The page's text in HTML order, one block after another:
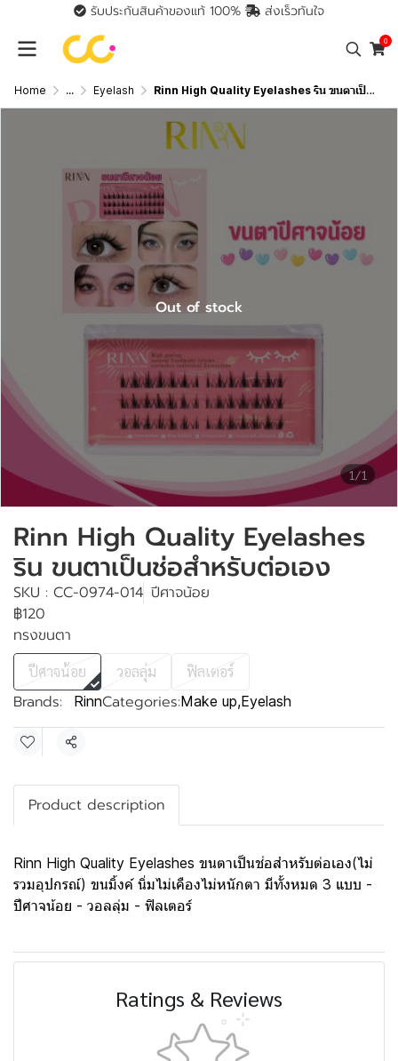
รับประกันสินค้าของแท้ 100% ส่งเร็วทันใจ
0
Home ... Eyelash Rinn High Quality Eyelashes ริน ขนตาเป็นช่อสำหรับต่อเอง
1/1
Out of stock
Rinn High Quality Eyelashes
ริน ขนตาเป็นช่อสำหรับต่อเอง
SKU : CC-0974-014 ปีศาจน้อย
฿120
ทรงขนตา
ปีศาจน้อย วอลลุ่ม ฟิลเตอร์
Brands: RinnCategories:Make up,Eyelash
Share
Product description
Rinn High Quality Eyelashes ขนตาเป็นช่อสำหรับต่อเอง(ไม่
รวมอุปกรณ์) ขนมิ้งค์ นิ่มไม่เคืองไม่หนักตา มีทั้งหมด 3 แบบ -
ปีศาจน้อย - วอลลุ่ม - ฟิลเตอร์
Ratings & Reviews